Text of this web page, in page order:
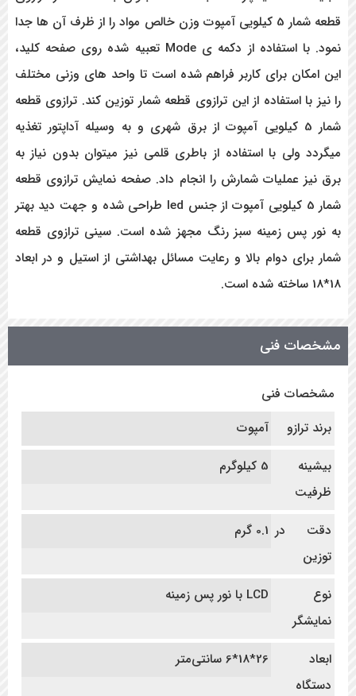
قطعه شمار 5 کیلویی آمپوت وزن خالص مواد را از ظرف آن ها جدا
نمود. با استفاده از دکمه ی Mode تعبیه شده روی صفحه کلید،
این امکان برای کاربر فراهم شده است تا واحد های وزنی مختلف
را نیز با استفاده از این ترازوی قطعه شمار توزین کند. ترازوی قطعه
شمار 5 کیلویی آمپوت از برق شهری و به وسیله آداپتور تغذیه
میگردد ولی با استفاده از باطری قلمی نیز میتوان بدون نیاز به
برق نیز عملیات شمارش را انجام داد. صفحه نمایش ترازوی قطعه
شمار 5 کیلویی آمپوت از جنس led طراحی شده و جهت دید بهتر
به نور پس زمینه سبز رنگ مجهز شده است. سینی ترازوی قطعه
شمار برای دوام بالا و رعایت مسائل بهداشتی از استیل و در ابعاد
18*18 ساخته شده است.
مشخصات فنی
مشخصات فنی
برند ترازو
آمپوت
بیشینه
ظرفیت
5 کیلوگرم
دقت در
توزین
0.1 گرم
نوع
نمایشگر
LCD با نور پس زمینه
ابعاد
دستگاه
26*18*6 سانتی‌متر